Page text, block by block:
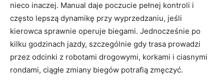
nieco inaczej. Manual daje poczucie pełnej kontroli i
często lepszą dynamikę przy wyprzedzaniu, jeśli
kierowca sprawnie operuje biegami. Jednocześnie po
kilku godzinach jazdy, szczególnie gdy trasa prowadzi
przez odcinki z robotami drogowymi, korkami i ciasnymi
rondami, ciągłe zmiany biegów potrafią zmęczyć.